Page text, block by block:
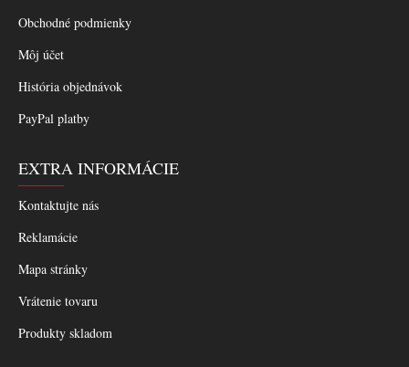
Obchodné podmienky
Môj účet
História objednávok
PayPal platby
EXTRA INFORMÁCIE
Kontaktujte nás
Reklamácie
Mapa stránky
Vrátenie tovaru
Produkty skladom